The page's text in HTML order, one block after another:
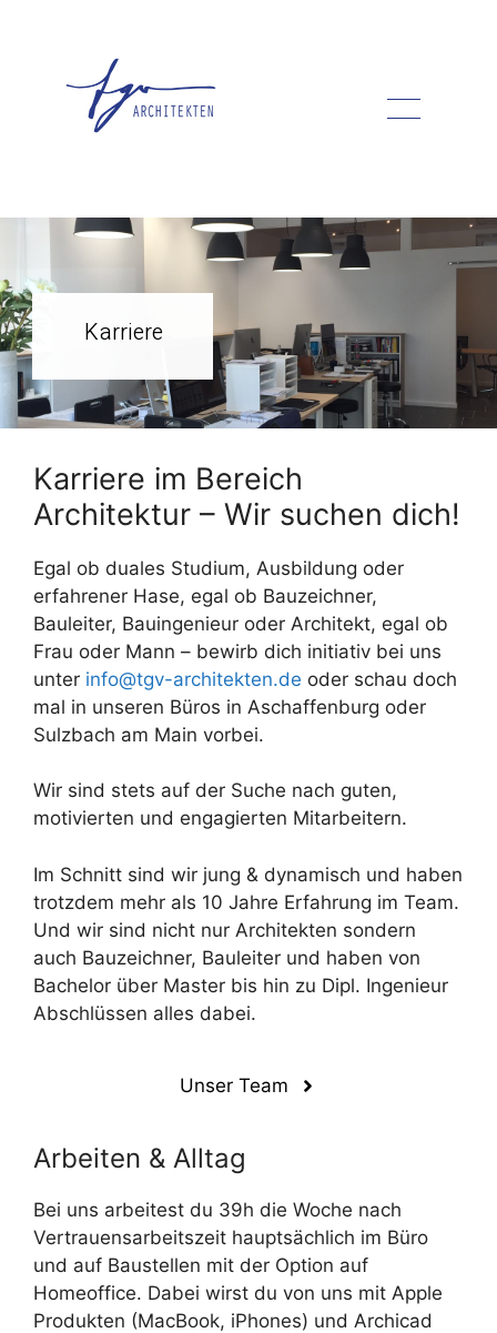
springen
Karriere
Karriere im Bereich
Architektur – Wir suchen dich!
Egal ob duales Studium, Ausbildung oder
erfahrener Hase, egal ob Bauzeichner,
Bauleiter, Bauingenieur oder Architekt, egal ob
Frau oder Mann – bewirb dich initiativ bei uns
unter info@tgv-architekten.de oder schau doch
mal in unseren Büros in Aschaffenburg oder
Sulzbach am Main vorbei.
Wir sind stets auf der Suche nach guten,
motivierten und engagierten Mitarbeitern.
Im Schnitt sind wir jung & dynamisch und haben
trotzdem mehr als 10 Jahre Erfahrung im Team.
Und wir sind nicht nur Architekten sondern
auch Bauzeichner, Bauleiter und haben von
Bachelor über Master bis hin zu Dipl. Ingenieur
Abschlüssen alles dabei.
Unser Team
Arbeiten & Alltag
Bei uns arbeitest du 39h die Woche nach
Vertrauensarbeitszeit hauptsächlich im Büro
und auf Baustellen mit der Option auf
Homeoffice. Dabei wirst du von uns mit Apple
Produkten (MacBook, iPhones) und Archicad